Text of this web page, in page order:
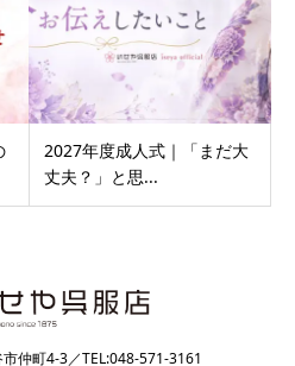
2027年度成人式｜「まだ大
丈夫？」と思...
仲町4-3／TEL:048-571-3161